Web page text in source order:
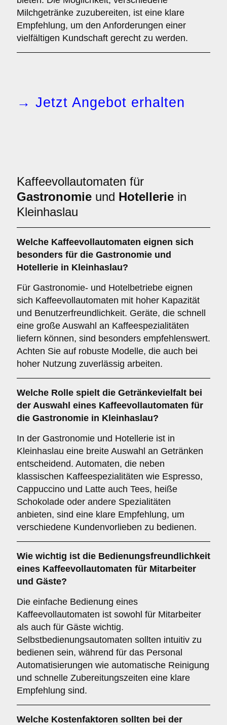
Milchgetränke zuzubereiten, ist eine klare
Empfehlung, um den Anforderungen einer
vielfältigen Kundschaft gerecht zu werden.
→ Jetzt Angebot erhalten
Kaffeevollautomaten für
Gastronomie und Hotellerie in
Kleinhaslau
Welche Kaffeevollautomaten eignen sich
besonders für die Gastronomie und
Hotellerie in Kleinhaslau?
Für Gastronomie- und Hotelbetriebe eignen
sich Kaffeevollautomaten mit hoher Kapazität
und Benutzerfreundlichkeit. Geräte, die schnell
eine große Auswahl an Kaffeespezialitäten
liefern können, sind besonders empfehlenswert.
Achten Sie auf robuste Modelle, die auch bei
hoher Nutzung zuverlässig arbeiten.
Welche Rolle spielt die Getränkevielfalt bei
der Auswahl eines Kaffeevollautomaten für
die Gastronomie in Kleinhaslau?
In der Gastronomie und Hotellerie ist in
Kleinhaslau eine breite Auswahl an Getränken
entscheidend. Automaten, die neben
klassischen Kaffeespezialitäten wie Espresso,
Cappuccino und Latte auch Tees, heiße
Schokolade oder andere Spezialitäten
anbieten, sind eine klare Empfehlung, um
verschiedene Kundenvorlieben zu bedienen.
Wie wichtig ist die Bedienungsfreundlichkeit
eines Kaffeevollautomaten für Mitarbeiter
und Gäste?
Die einfache Bedienung eines
Kaffeevollautomaten ist sowohl für Mitarbeiter
als auch für Gäste wichtig.
Selbstbedienungsautomaten sollten intuitiv zu
bedienen sein, während für das Personal
Automatisierungen wie automatische Reinigung
und schnelle Zubereitungszeiten eine klare
Empfehlung sind.
Welche Kostenfaktoren sollten bei der